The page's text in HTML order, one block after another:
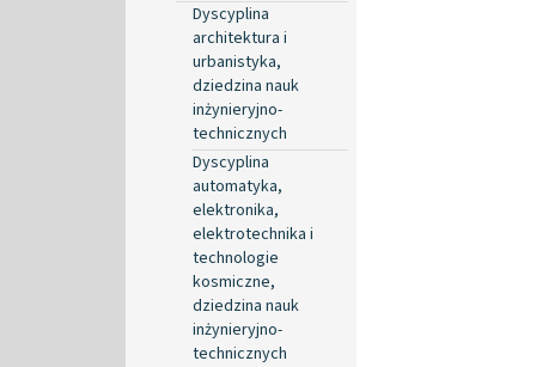
Dyscyplina
architektura i
urbanistyka,
dziedzina nauk
inżynieryjno-
technicznych
Dyscyplina
automatyka,
elektronika,
elektrotechnika i
technologie
kosmiczne,
dziedzina nauk
inżynieryjno-
technicznych